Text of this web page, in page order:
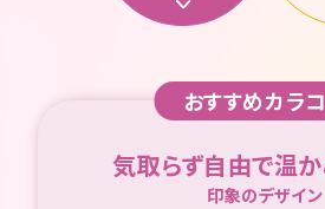
おすすめカラ
気取らず自由で温
印象のデザイン